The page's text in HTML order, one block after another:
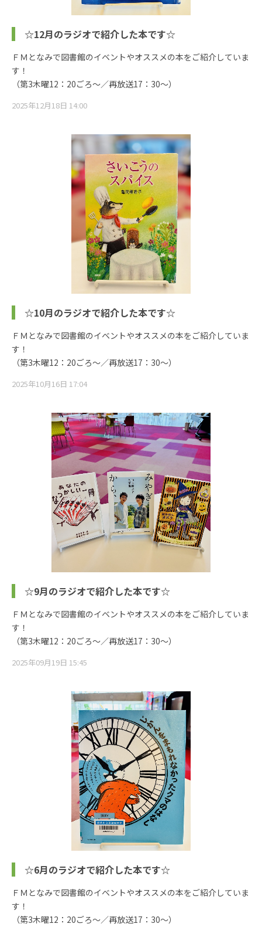
☆12月のラジオで紹介した本です☆
ＦＭとなみで図書館のイベントやオススメの本をご紹介していま
す！
（第3木曜12：20ごろ～／再放送17：30～）
2025年12月18日 14:00
☆10月のラジオで紹介した本です☆
ＦＭとなみで図書館のイベントやオススメの本をご紹介していま
す！
（第3木曜12：20ごろ～／再放送17：30～）
2025年10月16日 17:04
☆9月のラジオで紹介した本です☆
ＦＭとなみで図書館のイベントやオススメの本をご紹介していま
す！
（第3木曜12：20ごろ～／再放送17：30～）
2025年09月19日 15:45
☆6月のラジオで紹介した本です☆
ＦＭとなみで図書館のイベントやオススメの本をご紹介していま
す！
（第3木曜12：20ごろ～／再放送17：30～）